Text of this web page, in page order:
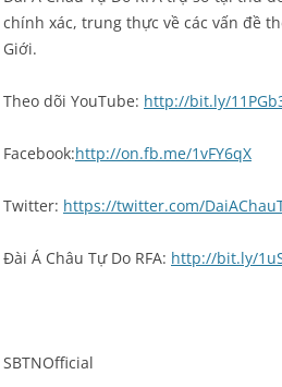
chính xác, trung thực về các vấn đề
Giới.
Theo dõi YouTube: http://bit.ly/
Facebook:http://on.fb.me/1vFY6qX
Twitter: https://twitter.com/
Đài Á Châu Tự Do RFA: http://bit.ly/
SBTNOfficial